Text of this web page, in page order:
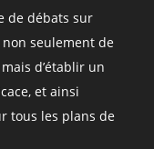
de débats sur
seulement de
d’établir un
et ainsi
tous les plans de